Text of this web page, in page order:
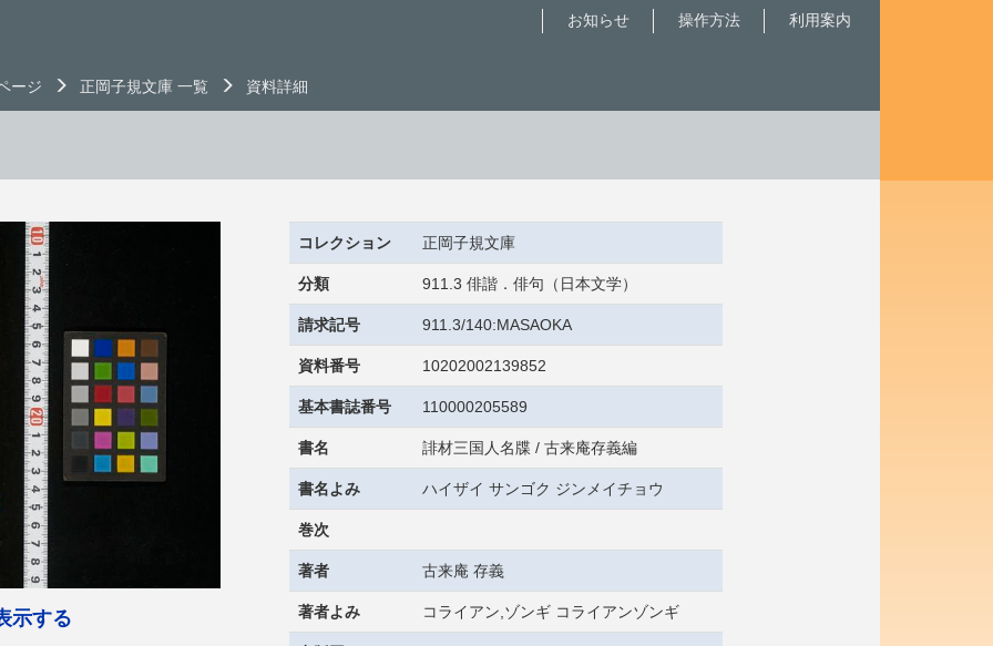
利用案内
操作方法
お知らせ
ージ 正岡子規文庫 一覧 資料詳細
示する
コレクション 正岡子規文庫
分類 911.3 俳諧．俳句（日本文学）
請求記号 911.3/140:MASAOKA
資料番号 10202002139852
基本書誌番号 110000205589
書名 誹材三国人名牒 / 古来庵存義編
書名よみ ハイザイ サンゴク ジンメイチョウ
巻次
著者 古来庵 存義
著者よみ コライアン,ゾンギ コライアンゾンギ